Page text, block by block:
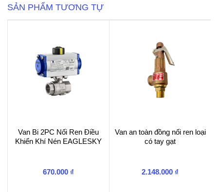
SẢN PHẨM TƯƠNG TỰ
Van Bi 2PC Nối Ren Điều
Khiển Khí Nén EAGLESKY
670.000 ₫
Van an toàn đồng nối ren loại
có tay gạt
2.148.000 ₫